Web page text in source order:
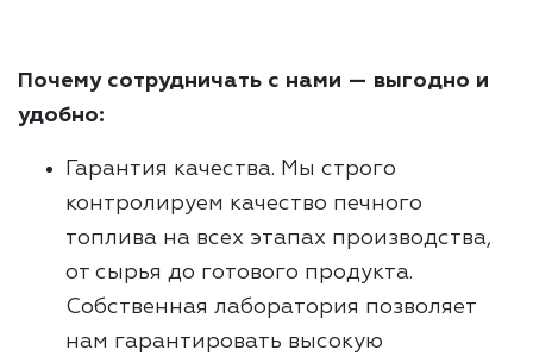
Почему сотрудничать с нами — выгодно и
удобно:
Гарантия качества. Мы строго
контролируем качество печного
топлива на всех этапах производства,
от сырья до готового продукта.
Собственная лаборатория позволяет
нам гарантировать высокую